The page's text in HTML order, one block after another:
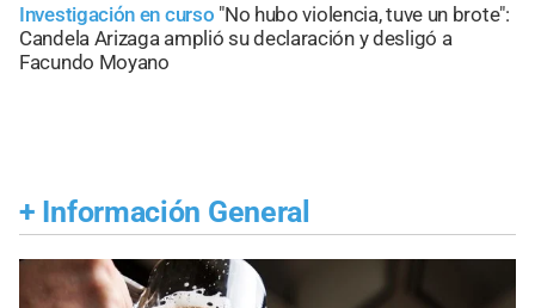
Investigación en curso "No hubo violencia, tuve un brote":
Candela Arizaga amplió su declaración y desligó a
Facundo Moyano
+ Información General